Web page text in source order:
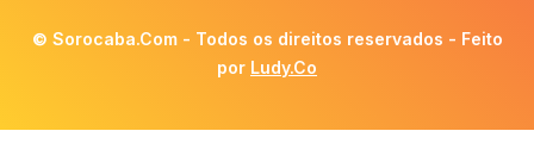
© Sorocaba.Com - Todos os direitos reservados - Feito
por Ludy.Co